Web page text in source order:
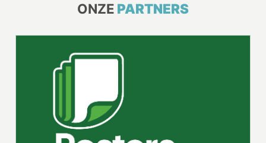
ONZE PARTNERS